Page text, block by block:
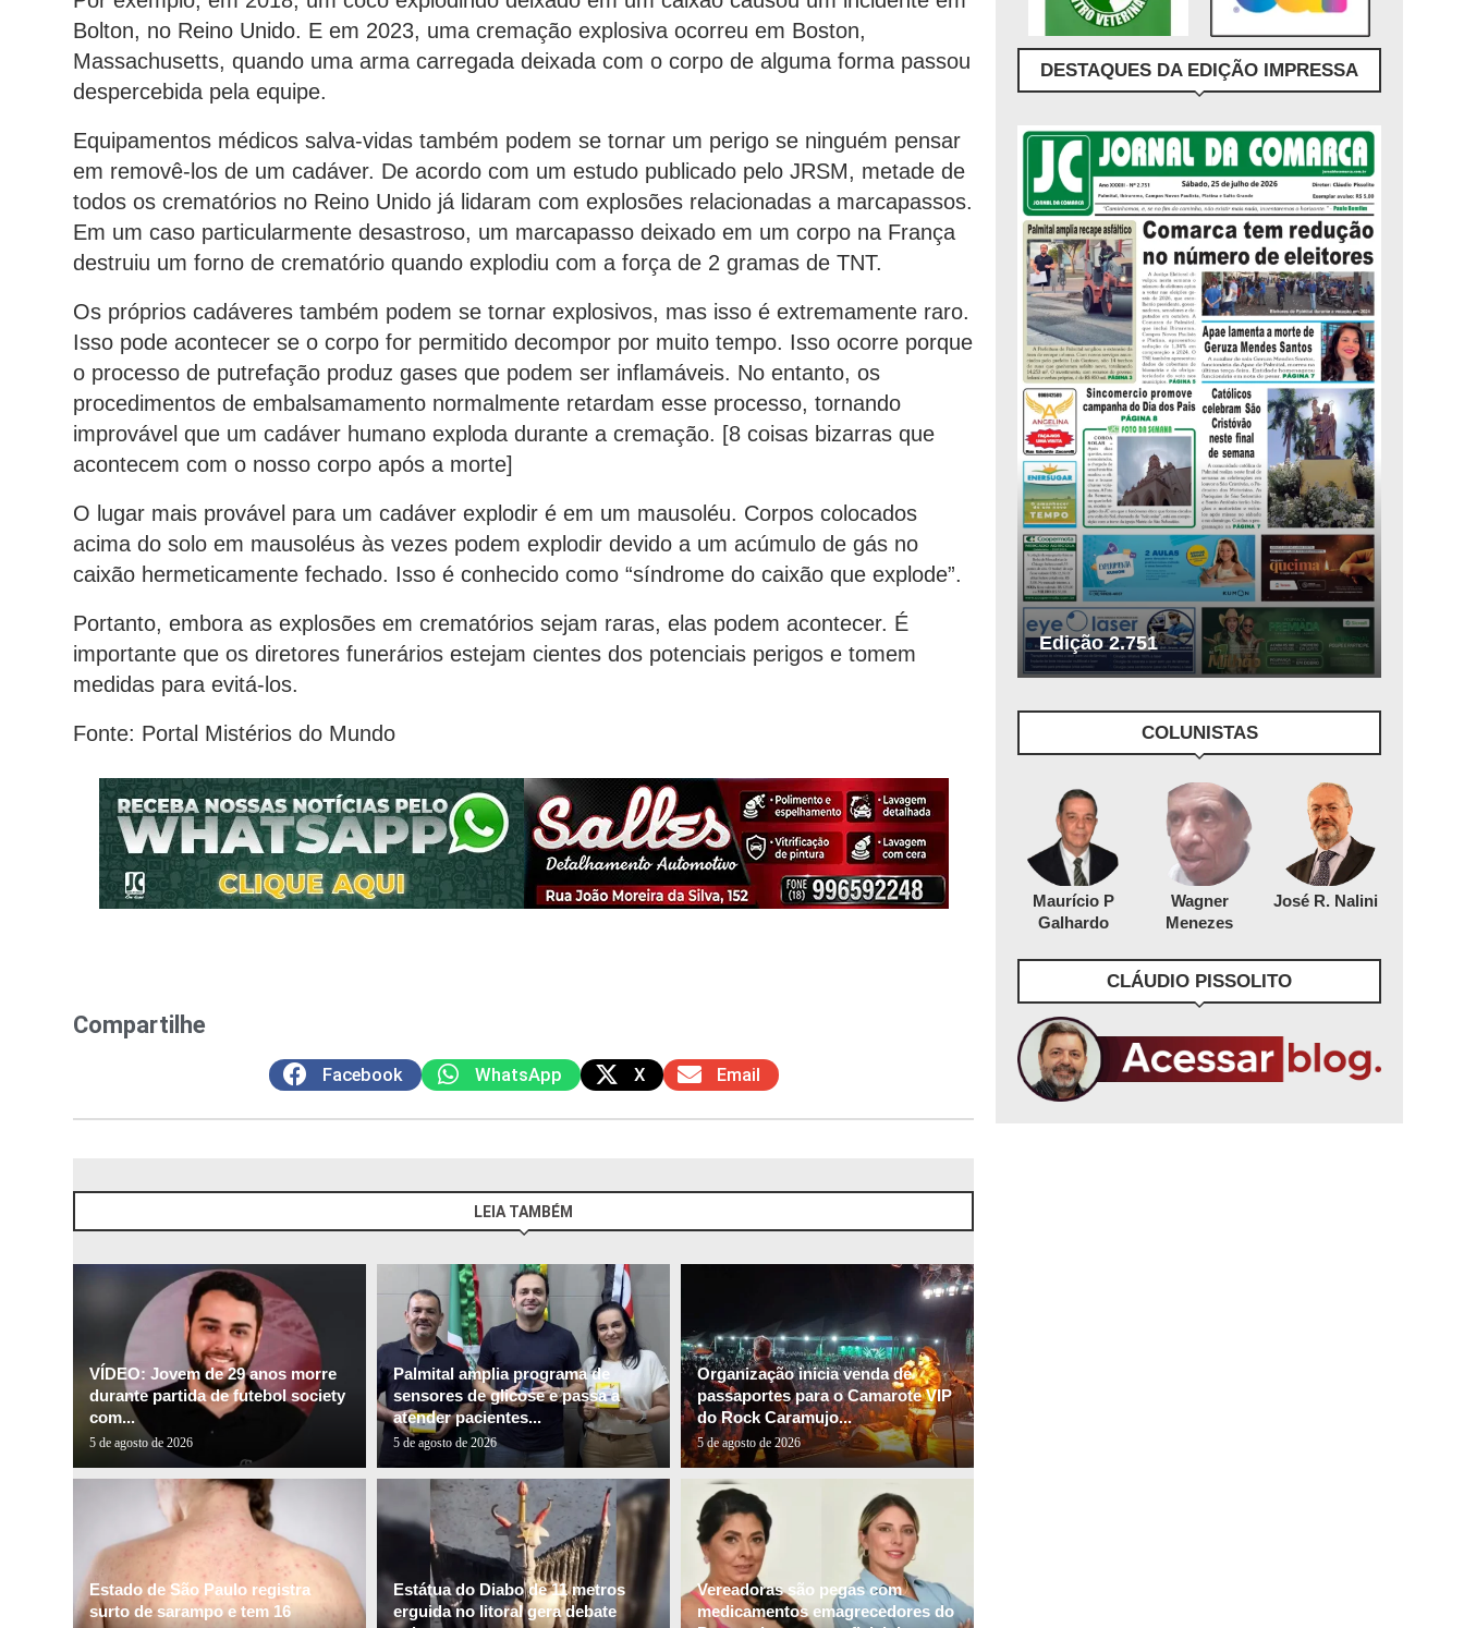
Bolton, no Reino Unido. E em 2023, uma cremação explosiva ocorreu em Boston,
Massachusetts, quando uma arma carregada deixada com o corpo de alguma forma passou
despercebida pela equipe.
Equipamentos médicos salva-vidas também podem se tornar um perigo se ninguém pensar
em removê-los de um cadáver. De acordo com um estudo publicado pelo JRSM, metade de
todos os crematórios no Reino Unido já lidaram com explosões relacionadas a marcapassos.
Em um caso particularmente desastroso, um marcapasso deixado em um corpo na França
destruiu um forno de crematório quando explodiu com a força de 2 gramas de TNT.
Os próprios cadáveres também podem se tornar explosivos, mas isso é extremamente raro.
Isso pode acontecer se o corpo for permitido decompor por muito tempo. Isso ocorre porque
o processo de putrefação produz gases que podem ser inflamáveis. No entanto, os
procedimentos de embalsamamento normalmente retardam esse processo, tornando
improvável que um cadáver humano exploda durante a cremação. [8 coisas bizarras que
acontecem com o nosso corpo após a morte]
O lugar mais provável para um cadáver explodir é em um mausoléu. Corpos colocados
acima do solo em mausoléus às vezes podem explodir devido a um acúmulo de gás no
caixão hermeticamente fechado. Isso é conhecido como “síndrome do caixão que explode”.
Portanto, embora as explosões em crematórios sejam raras, elas podem acontecer. É
importante que os diretores funerários estejam cientes dos potenciais perigos e tomem
medidas para evitá-los.
Fonte: Portal Mistérios do Mundo
Compartilhe
Facebook WhatsApp X Email
LEIA TAMBÉM
VÍDEO: Jovem de 29 anos morre
durante partida de futebol society
com...
5 de agosto de 2026
Palmital amplia programa de
sensores de glicose e passa a
atender pacientes...
5 de agosto de 2026
Organização inicia venda de
passaportes para o Camarote VIP
do Rock Caramujo...
5 de agosto de 2026
Estado de São Paulo registra
surto de sarampo e tem 16
Estátua do Diabo de 11 metros
erguida no litoral gera debate
Vereadoras são pegas com
medicamentos emagrecedores do
DESTAQUES DA EDIÇÃO IMPRESSA
Edição 2.751
COLUNISTAS
Maurício P
Galhardo
Wagner
Menezes
José R. Nalini
CLÁUDIO PISSOLITO